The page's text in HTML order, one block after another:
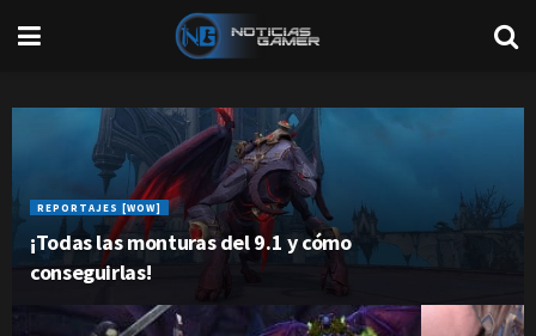
REPORTAJES [WOW]
¡Todas las monturas del 9.1 y cómo
conseguirlas!